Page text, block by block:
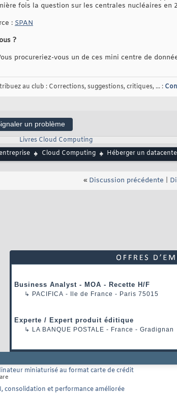
fois la question sur les centrales nucléaires en
: SPAN
?
procureriez-vous un de ces mini centre de
au club : Corrections, suggestions, critiques, ... :
un problème
Livres Cloud Computing
Cloud Computing Héberger un
« Discussion précédente
Business Analyst - MOA - Recette H/F
↳ PACIFICA - Ile de France - Paris 75015
Experte / Expert produit éditique
↳ LA BANQUE POSTALE - France - Gradignan
miniaturisé au format carte de crédit
consolidation et performance améliorée